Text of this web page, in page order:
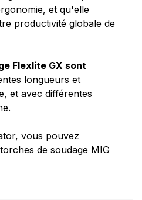
et qu'elle
productivité globale de
Flexlite GX sont
longueurs et
et avec différentes
, vous pouvez
de soudage MIG